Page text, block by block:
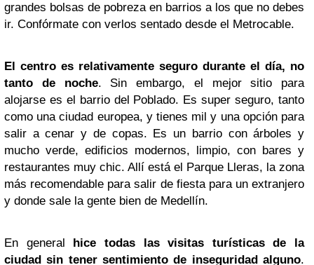
grandes bolsas de pobreza en barrios a los que no debes
ir. Confórmate con verlos sentado desde el Metrocable.
El centro es relativamente seguro durante el día, no
tanto de noche. Sin embargo, el mejor sitio para
alojarse es el barrio del Poblado. Es super seguro, tanto
como una ciudad europea, y tienes mil y una opción para
salir a cenar y de copas. Es un barrio con árboles y
mucho verde, edificios modernos, limpio, con bares y
restaurantes muy chic. Allí está el Parque Lleras, la zona
más recomendable para salir de fiesta para un extranjero
y donde sale la gente bien de Medellín.
En general
hice todas las visitas turísticas de la
ciudad sin tener sentimiento de inseguridad alguno.